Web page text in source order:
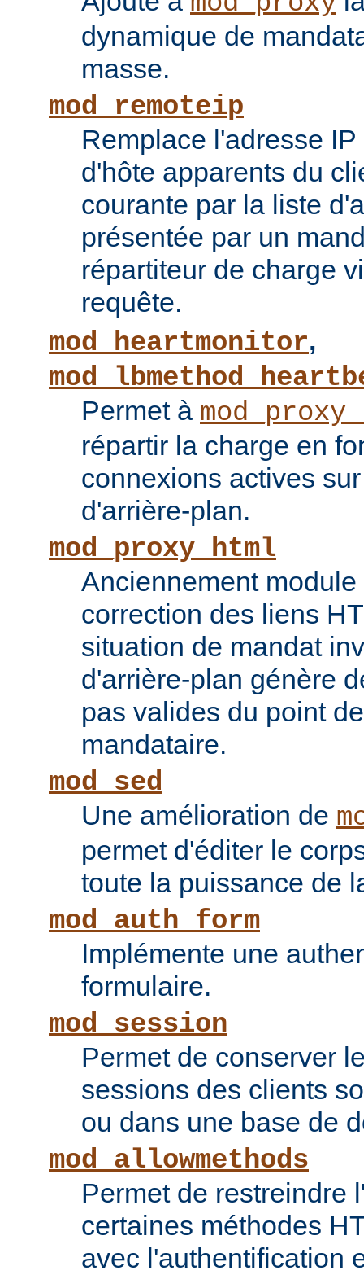
dynamique de
masse.
mod_remoteip
Remplace l'adresse
d'hôte apparents du
courante par la liste
présentée par un
répartiteur de charge
requête.
mod_heartmonitor,
Permet à
répartir la charge en
connexions actives
d'arrière-plan.
mod_proxy_html
Anciennement
correction des liens
situation de mandat
d'arrière-plan génère
pas valides du point
mandataire.
mod_sed
Une amélioration de
permet d'éditer le
toute la puissance de
mod_auth_form
Implémente une
formulaire.
mod_session
Permet de conserver
sessions des clients
ou dans une base de
mod_allowmethods
Permet de restreindre
certaines méthodes
avec l'authentification